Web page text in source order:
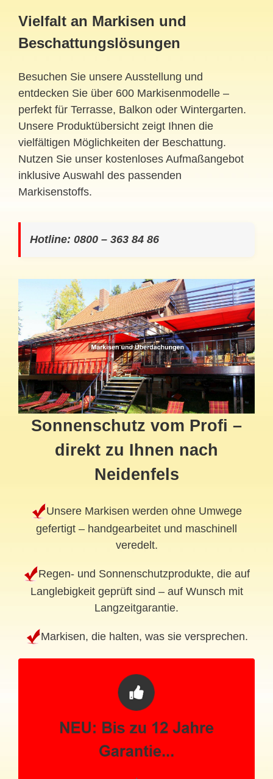
Vielfalt an Markisen und
Beschattungslösungen
Besuchen Sie unsere Ausstellung und
entdecken Sie über 600 Markisenmodelle –
perfekt für Terrasse, Balkon oder Wintergarten.
Unsere Produktübersicht zeigt Ihnen die
vielfältigen Möglichkeiten der Beschattung.
Nutzen Sie unser kostenloses Aufmaßangebot
inklusive Auswahl des passenden
Markisenstoffs.
Hotline: 0800 – 363 84 86
Sonnenschutz vom Profi –
direkt zu Ihnen nach
Neidenfels
Unsere Markisen werden ohne Umwege
gefertigt – handgearbeitet und maschinell
veredelt.
Regen- und Sonnenschutzprodukte, die auf
Langlebigkeit geprüft sind – auf Wunsch mit
Langzeitgarantie.
Markisen, die halten, was sie versprechen.